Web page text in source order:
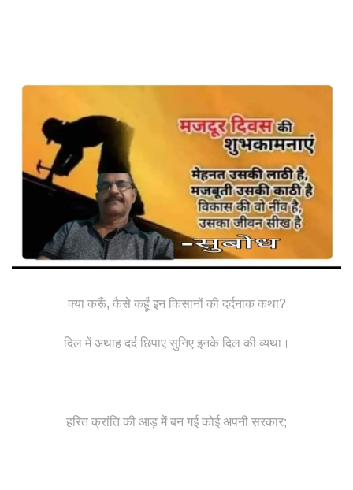
क्या करूँ, कैसे कहूँ इन किसानों की दर्दनाक कथा?
दिल में अथाह दर्द छिपाए सुनिए इनके दिल की व्यथा।
हरित क्रांति की आड़ में बन गई कोई अपनी सरकार;